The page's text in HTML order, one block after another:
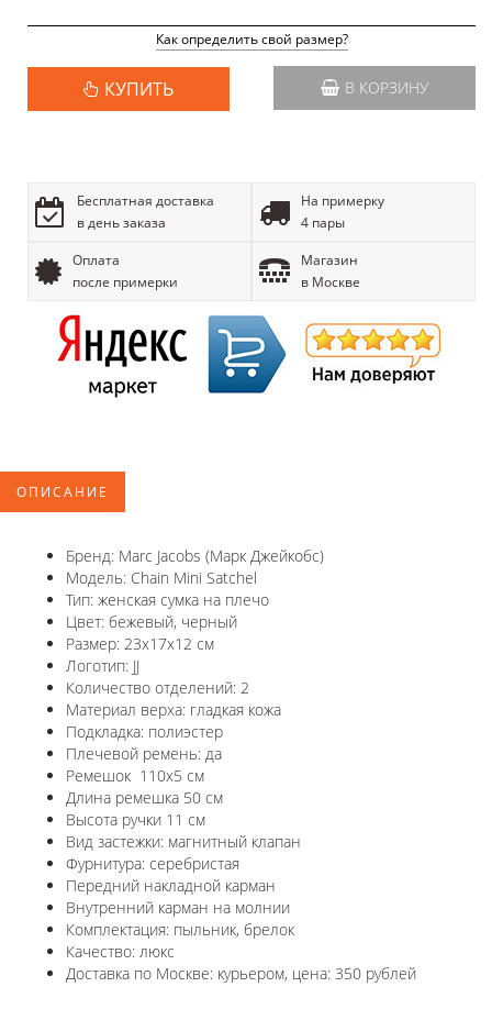
Как определить свой размер?
КУПИТЬ В КОРЗИНУ
Бесплатная доставка
в день заказа
На примерку
4 пары
Оплата
после примерки
Магазин
в Москве
ОПИСАНИЕ
Бренд: Marc Jacobs (Марк Джейкобс)
Модель: Chain Mini Satchel
Тип: женская сумка на плечо
Цвет: бежевый, черный
Размер: 23х17х12 см
Логотип: JJ
Количество отделений: 2
Материал верха: гладкая кожа
Подкладка: полиэстер
Плечевой ремень: да
Ремешок 110x5 см
Длина ремешка 50 см
Высота ручки 11 см
Вид застежки: магнитный клапан
Фурнитура: серебристая
Передний накладной карман
Внутренний карман на молнии
Комплектация: пыльник, брелок
Качество: люкс
Доставка по Москве: курьером, цена: 350 рублей